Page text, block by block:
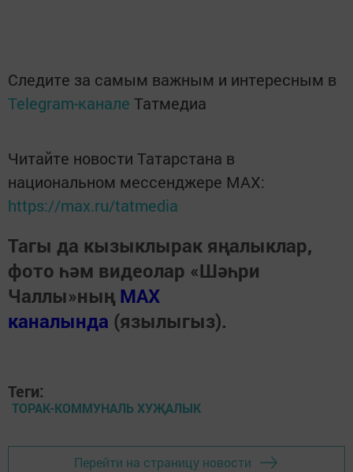
Следите за самым важным и интересным в
Telegram-канале Татмедиа
Читайте новости Татарстана в
национальном мессенджере MАХ:
https://max.ru/tatmedia
Тагы да кызыклырак яңалыклар,
фото һәм видеолар «Шәһри
Чаллы»ның MAX
каналында (язылыгыз).
Теги:
ТОРАК-КОММУНАЛЬ ХУҖАЛЫК
Перейти на страницу новости